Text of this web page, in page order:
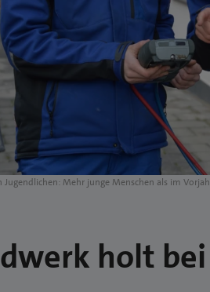
Jugendlichen: Mehr junge Menschen als im
holt